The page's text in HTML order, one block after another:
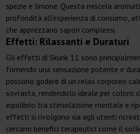
spezie e limone. Questa miscela
profondità all'esperienza di consumo,
che apprezzano sapori complessi.
Effetti: Rilassanti e Duraturi
Gli effetti di Skunk 11 sono
fornendo una sensazione potente e
possono godere di un relax corporeo
sovrasta, rendendolo ideale per coloro
equilibrio tra stimolazione mentale e
effetti si rivolgono sia agli utenti
cercano benefici terapeutici come il